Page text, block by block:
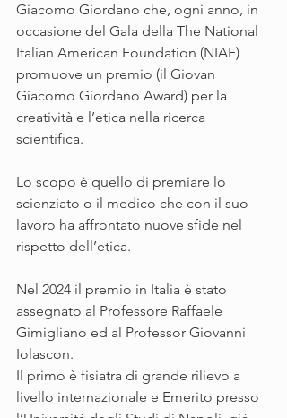
Giacomo Giordano che, ogni anno, in
occasione del Gala della The National
Italian American Foundation (NIAF)
promuove un premio (il Giovan
Giacomo Giordano Award) per la
creatività e l’etica nella ricerca
scientifica.
Lo scopo è quello di premiare lo
scienziato o il medico che con il suo
lavoro ha affrontato nuove sfide nel
rispetto dell’etica.
Nel 2024 il premio in Italia è stato
assegnato al Professore Raffaele
Gimigliano ed al Professor Giovanni
Iolascon.
Il primo è fisiatra di grande rilievo a
livello internazionale e Emerito presso